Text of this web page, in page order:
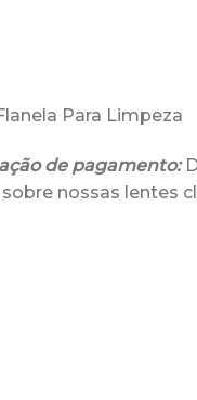
Para Limpeza
de pagamento:
nossas lentes